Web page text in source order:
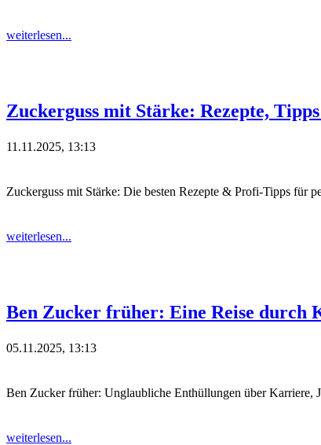
weiterlesen...
Zuckerguss mit Stärke: Rezepte,
11.11.2025, 13:13
Zuckerguss mit Stärke: Die besten Rezepte & Profi-Tipps für
weiterlesen...
Ben Zucker früher: Eine Reise durch
05.11.2025, 13:13
Ben Zucker früher: Unglaubliche Enthüllungen über Karriere,
weiterlesen...